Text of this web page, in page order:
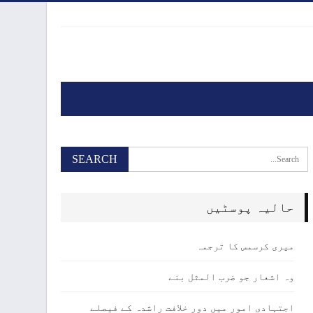
حالیہ پوسٹیں
میری کرسمس کا ترجمہ
وہ اشعار جو ضرب المثل بنے
اجتہادی امور میں دور خلافت راشدہ کے فیصلے